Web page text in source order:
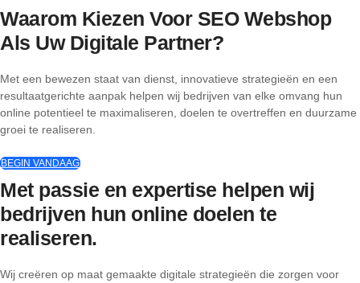
Waarom Kiezen Voor SEO Webshop
Als Uw Digitale Partner?
Met een bewezen staat van dienst, innovatieve strategieën en een
resultaatgerichte aanpak helpen wij bedrijven van elke omvang hun
online potentieel te maximaliseren, doelen te overtreffen en duurzame
groei te realiseren.
BEGIN VANDAAG
Met passie en expertise helpen wij
bedrijven hun online doelen te
realiseren.
Wij creëren op maat gemaakte digitale strategieën die zorgen voor